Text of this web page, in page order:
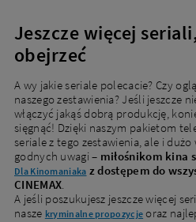
Jeszcze więcej
obejrzeć
A wy jakie seriale polecacie? Czy
naszego zestawienia? Jeśli jeszcze
włączyć jakąś dobrą produkcję,
sięgnąć! Dzięki naszym pakietom
seriale z tego zestawienia, ale i
godnych uwagi – miłośnikom kina
Dla Kinomaniaka z dostępem do
CINEMAX.
A jeśli poszukujesz jeszcze więcej
nasze kryminalne propozycje oraz